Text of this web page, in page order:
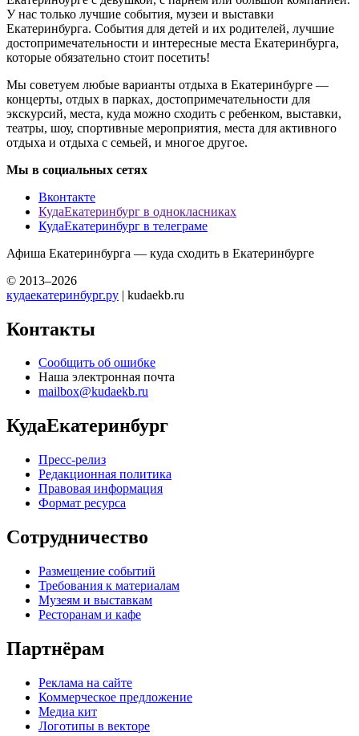
У нас только лучшие события, музеи и выставки
Екатеринбурга. События для детей и их родителей, лучшие
достопримечательности и интересные места Екатеринбурга,
которые обязательно стоит посетить!
Мы советуем любые варианты отдыха в Екатеринбурге —
концерты, отдых в парках, достопримечательности для
экскурсий, места, куда можно сходить с ребенком, выставки,
театры, шоу, спортивные мероприятия, места для активного
отдыха и отдыха с семьей, и многое другое.
Мы в социальных сетях
Вконтакте
КудаЕкатеринбург в однокласниках
КудаЕкатеринбург в телеграме
Афиша Екатеринбурга — куда сходить в Екатеринбурге
© 2013–2026
кудаекатеринбург.ру | kudaekb.ru
Контакты
Сообщить об ошибке
Наша электронная почта
mailbox@kudaekb.ru
КудаЕкатеринбург
Пресс-релиз
Редакционная политика
Правовая информация
Формат ресурса
Сотрудничество
Размещение событий
Требования к материалам
Музеям и выставкам
Ресторанам и кафе
Партнёрам
Реклама на сайте
Коммерческое предложение
Медиа кит
Логотипы в векторе